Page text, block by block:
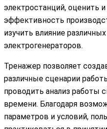
электростанций, оценить
эффективность
изучить влияние
электрогенераторов.
Тренажер позволяет
различные сценарии
проводить анализ работы
времени. Благодаря
параметров и условий,